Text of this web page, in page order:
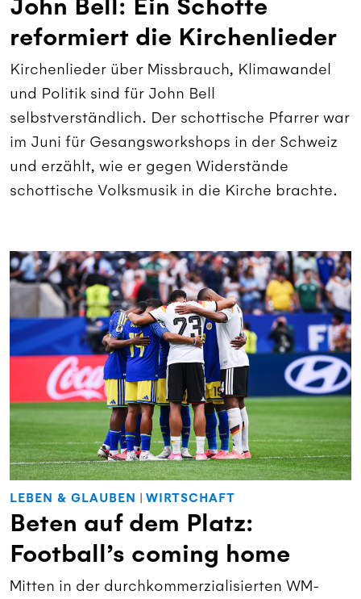
John Bell: Ein Schotte
reformiert die Kirchenlieder
Kirchenlieder über Missbrauch, Klimawandel
und Politik sind für John Bell
selbstverständlich. Der schottische Pfarrer war
im Juni für Gesangsworkshops in der Schweiz
und erzählt, wie er gegen Widerstände
schottische Volksmusik in die Kirche brachte.
LEBEN & GLAUBEN | WIRTSCHAFT
Beten auf dem Platz:
Football’s coming home
Mitten in der durchkommerzialisierten WM-